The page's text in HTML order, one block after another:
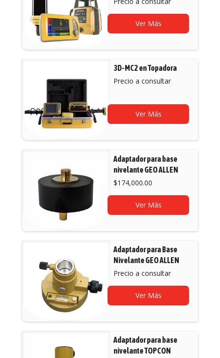
Ver Más
3D-MC2 en Topadora
Precio a consultar
Ver Más
Adaptador para base
nivelante GEO ALLEN
$174,000.00
Ver Más
Adaptador para Base
Nivelante GEO ALLEN
Precio a consultar
Ver Más
Adaptador para base
nivelante TOPCON